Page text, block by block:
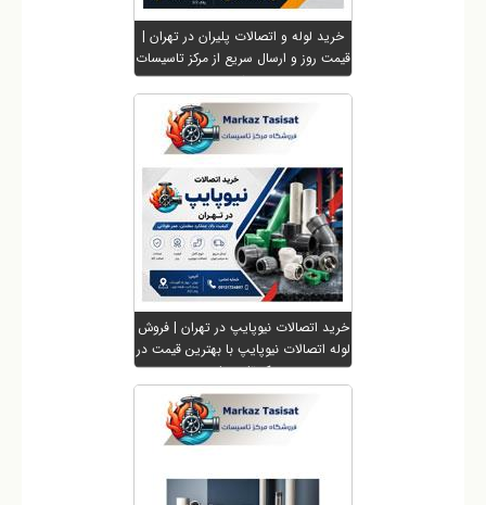
خرید لوله و اتصالات پلیران در تهران |
قیمت روز و ارسال سریع از مرکز تاسیسات
⭐
خرید اتصالات نیوپایپ در تهران | فروش
لوله اتصالات نیوپایپ با بهترین قیمت در
مرکز تاسیسات